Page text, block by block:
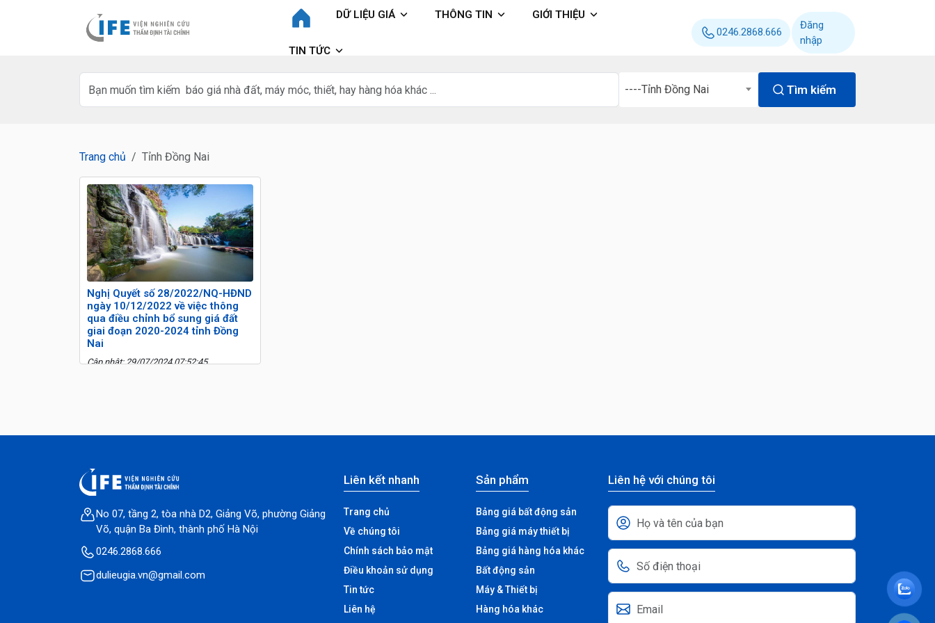
DỮ LIỆU GIÁ THÔNG TIN GIỚI THIỆU
TIN TỨC
0246.2868.666
Đăng
nhập
----Tỉnh Đồng Nai Tìm kiếm
Trang chủ Tỉnh Đồng Nai
Nghị Quyết số 28/2022/NQ-HĐND
ngày 10/12/2022 về việc thông
qua điều chỉnh bổ sung giá đất
giai đoạn 2020-2024 tỉnh Đồng
Nai
Cập nhật: 29/07/2024 07:52:45
No 07, tầng 2, tòa nhà D2, Giảng Võ, phường Giảng
Võ, quận Ba Đình, thành phố Hà Nội
0246.2868.666
dulieugia.vn@gmail.com
Liên kết nhanh
Trang chủ
Về chúng tôi
Chính sách bảo mật
Điều khoản sử dụng
Tin tức
Liên hệ
Sản phẩm
Bảng giá bất động sản
Bảng giá máy thiết bị
Bảng giá hàng hóa khác
Bất động sản
Máy & Thiết bị
Hàng hóa khác
Liên hệ với chúng tôi